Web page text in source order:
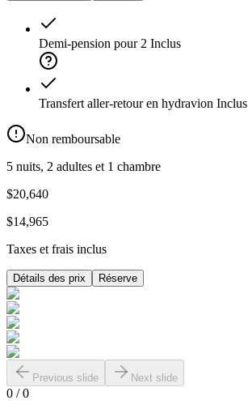
Demi-pension pour 2 Inclus
Transfert aller-retour en hydravion Inclus
Non remboursable
5 nuits, 2 adultes et 1 chambre
$20,640
$14,965
Taxes et frais inclus
Détails des prix Réserve
Previous slide Next slide
0 /0